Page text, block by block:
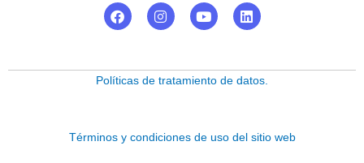
F
a
o
I
n
g
Y
o
b
L
i
d
Políticas de tratamiento de datos.
Términos y condiciones de uso del sitio web